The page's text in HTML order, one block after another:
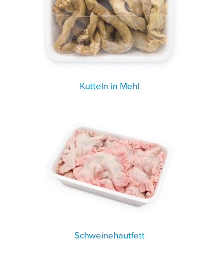
Kutteln in Mehl
Schweinehautfett